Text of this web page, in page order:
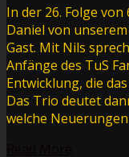
In der 26. Folge
Daniel von
Gast. Mit Nils
Anfänge des TuS
Entwicklung, die
Das Trio deutet
welche